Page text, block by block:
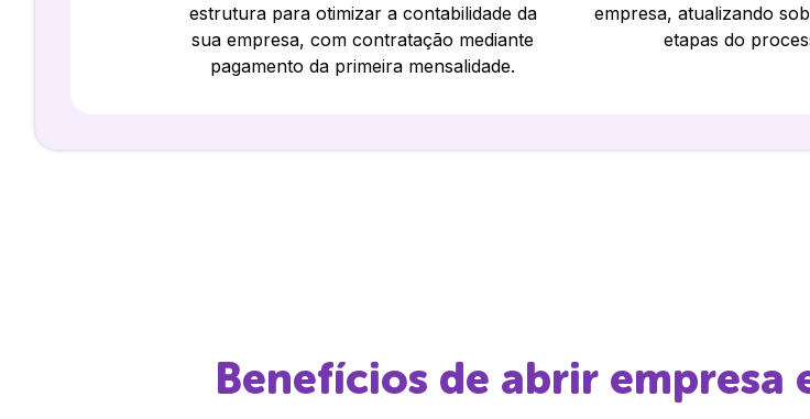
estrutura para otimizar a contabilidade da
sua empresa, com contratação mediante
pagamento da primeira mensalidade.
empresa, atualizando
etapas do
Benefícios de abrir empresa